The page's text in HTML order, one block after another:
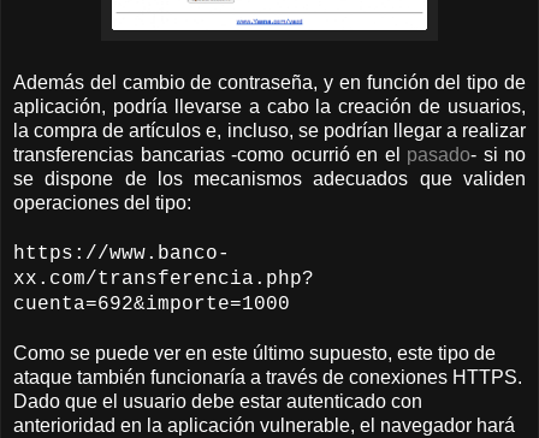
Además del cambio de contraseña, y en función del tipo de
aplicación, podría llevarse a cabo la creación de usuarios,
la compra de artículos e, incluso, se podrían llegar a realizar
transferencias bancarias -como ocurrió en el pasado- si no
se dispone de los mecanismos adecuados que validen
operaciones del tipo:
https://www.banco-
xx.com/transferencia.php?
cuenta=692&importe=1000
Como se puede ver en este último supuesto, este tipo de
ataque también funcionaría a través de conexiones HTTPS.
Dado que el usuario debe estar autenticado con
anterioridad en la aplicación vulnerable, el navegador hará